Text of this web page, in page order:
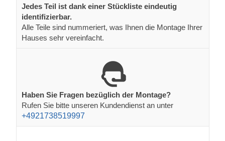
Jedes Teil ist dank einer Stückliste eindeutig
identifizierbar.
Alle Teile sind nummeriert, was Ihnen die Montage Ihrer
Hauses sehr vereinfacht.
Haben Sie Fragen bezüglich der Montage?
Rufen Sie bitte unseren Kundendienst an unter
+4921738519997